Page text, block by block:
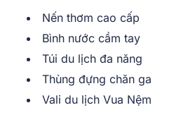
Nến thơm cao cấp
Bình nước cầm tay
Túi du lịch đa năng
Thùng đựng chăn ga
Vali du lịch Vua Nệm